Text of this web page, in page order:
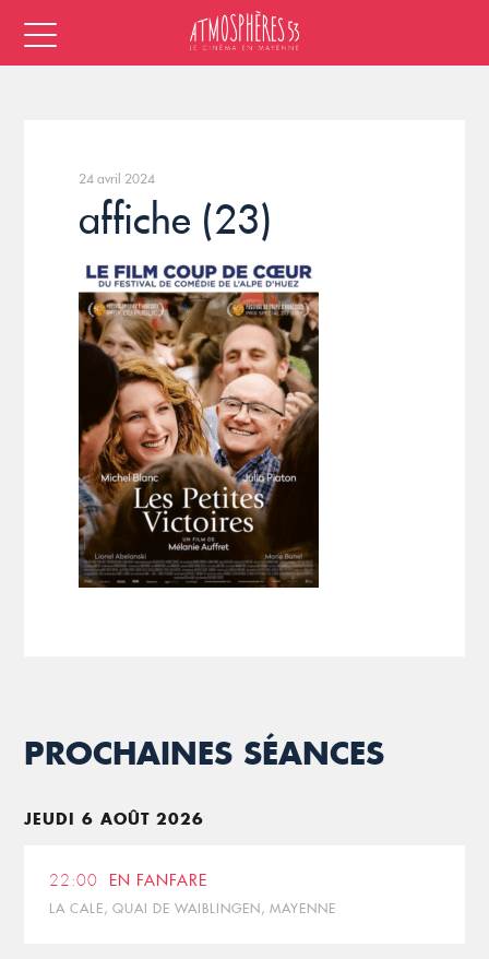
24 avril 2024
affiche (23)
PROCHAINES SÉANCES
JEUDI 6 AOÛT 2026
22:00 EN FANFARE
LA CALE, QUAI DE WAIBLINGEN, MAYENNE